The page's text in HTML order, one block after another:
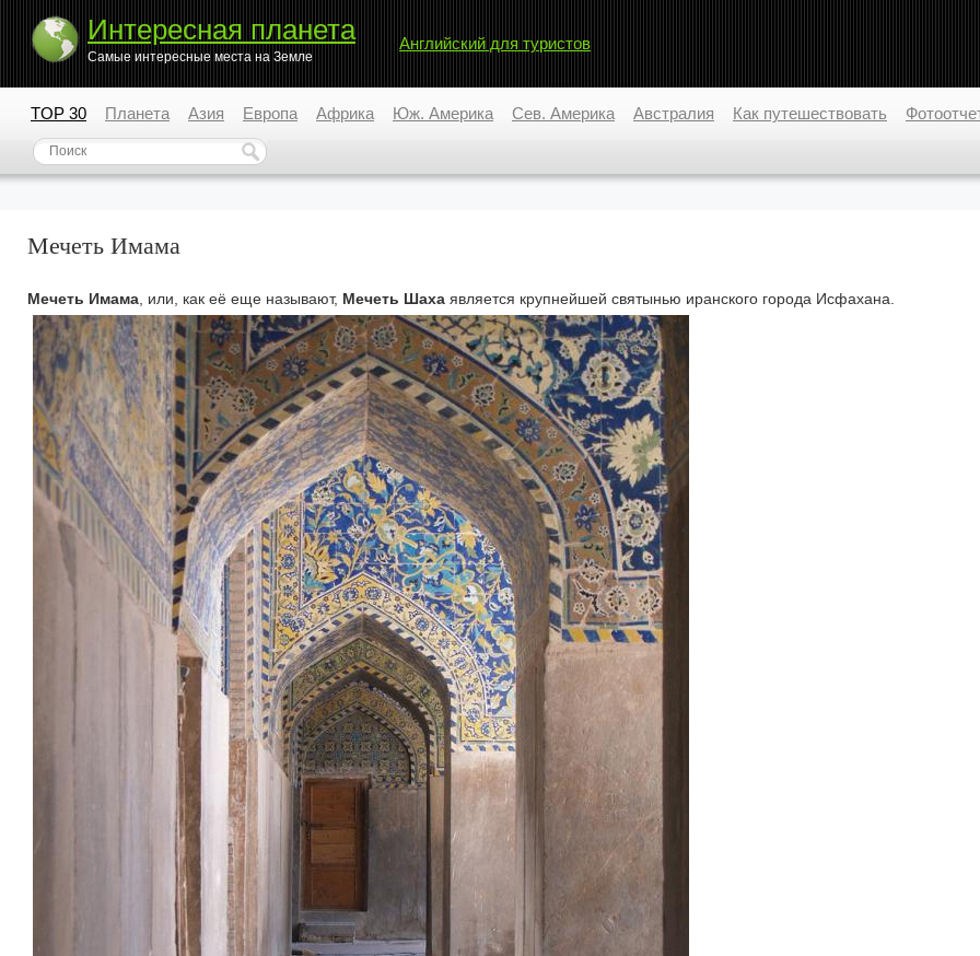
Интересная планета
Самые интересные места на Земле
Английский для туристов
TOP 30 Планета Азия Европа Африка Юж. Америка Сев. Америка Австралия Как путешествовать
Мечеть Имама
Мечеть Имама , или, как её еще называют, Мечеть Шаха является крупнейшей святынью иранского города Исфахана.